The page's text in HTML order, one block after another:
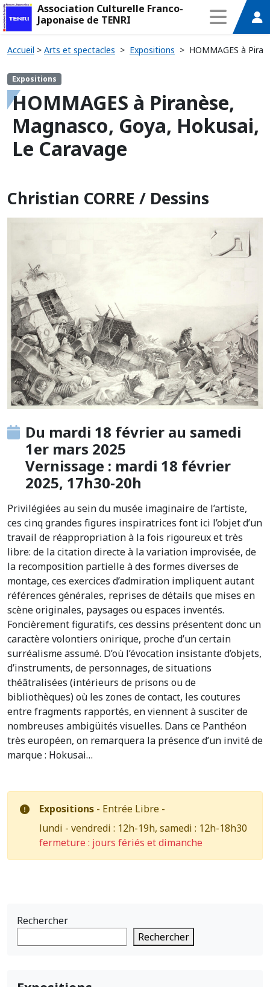
Association Culturelle Franco-
Japonaise de TENRI
Accueil > Arts et spectacles > Expositions > HOMMAGES à
Expositions
HOMMAGES à Piranèse,
Magnasco, Goya, Hokusai,
Le Caravage
Christian CORRE / Dessins
Du mardi 18 février au samedi
1er mars 2025
Vernissage : mardi 18 février
2025, 17h30-20h
Privilégiées au sein du musée imaginaire de l’artiste,
ces cinq grandes figures inspiratrices font ici l’objet d’un
travail de réappropriation à la fois rigoureux et très
libre: de la citation directe à la variation improvisée, de
la recomposition partielle à des formes diverses de
montage, ces exercices d’admiration impliquent autant
références générales, reprises de détails que mises en
scène originales, paysages ou espaces inventés.
Foncièrement figuratifs, ces dessins présentent donc un
caractère volontiers onirique, proche d’un certain
surréalisme assumé. D’où l’évocation insistante d’objets,
d’instruments, de personnages, de situations
théâtralisées (intérieurs de prisons ou de
bibliothèques) où les zones de contact, les coutures
entre fragments rapportés, en viennent à susciter de
nombreuses ambigüités visuelles. Dans ce Panthéon
très européen, on remarquera la présence d’un invité de
marque : Hokusai…
Expositions - Entrée Libre -
lundi - vendredi : 12h-19h, samedi : 12h-18h30
fermeture : jours fériés et dimanche
Rechercher
Rechercher